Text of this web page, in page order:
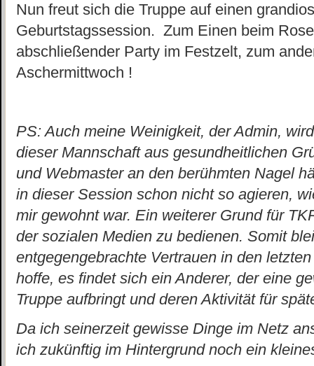
Nun freut sich die Truppe auf einen
Geburtstagssession. Zum Einen beim
abschließender Party im Festzelt, zum
Aschermittwoch !
PS: Auch meine Weinigkeit, der Admin,
dieser Mannschaft aus gesundheitlichen
und Webmaster an den berühmten Nagel
in dieser Session schon nicht so agieren,
mir gewohnt war. Ein weiterer Grund für
der sozialen Medien zu bedienen. Somit
entgegengebrachte Vertrauen in den
hoffe, es findet sich ein Anderer, der eine
Truppe aufbringt und deren Aktivität für
Da ich seinerzeit gewisse Dinge im Netz
ich zukünftig im Hintergrund noch ein